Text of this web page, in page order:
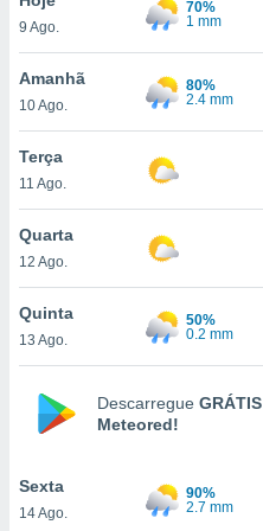
lhe
e
com
Pode
e
a
a
9 Ago.
70%
1 mm
Amanhã
10 Ago.
80%
2.4 mm
Terça
11 Ago.
Quarta
12 Ago.
Quinta
13 Ago.
50%
0.2 mm
Descarregue GRÁTIS
Meteored!
Sexta
14 Ago.
90%
2.7 mm